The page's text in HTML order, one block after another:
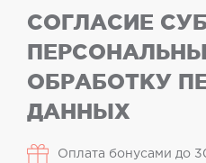
СОГЛАСИЕ
ОБРАБОТКУ
ДАННЫХ
Оплата бонусами до